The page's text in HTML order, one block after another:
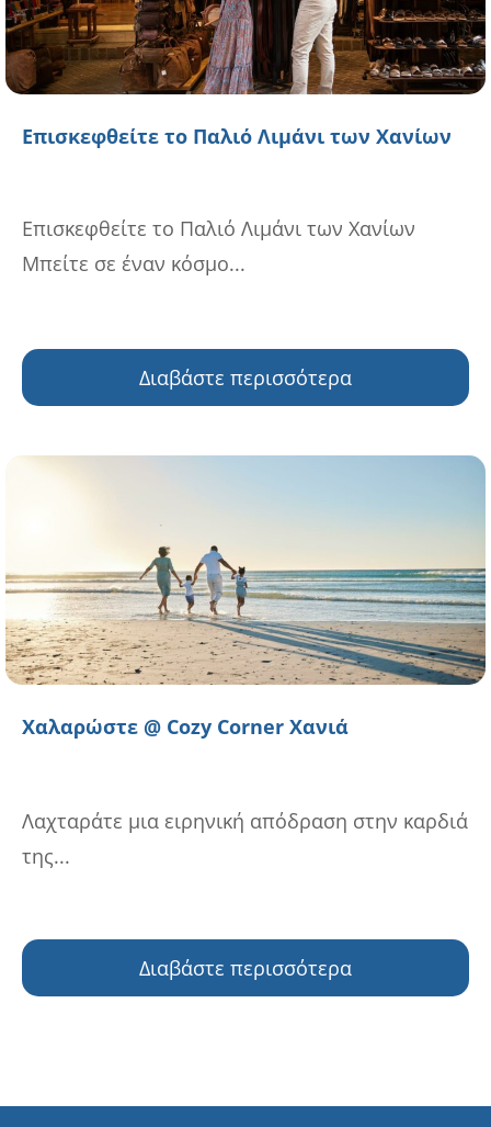
Επισκεφθείτε το Παλιό Λιμάνι των Χανίων
Επισκεφθείτε το Παλιό Λιμάνι των Χανίων
Μπείτε σε έναν κόσμο...
Διαβάστε περισσότερα
Χαλαρώστε @ Cozy Corner Χανιά
Λαχταράτε μια ειρηνική απόδραση στην καρδιά
της...
Διαβάστε περισσότερα